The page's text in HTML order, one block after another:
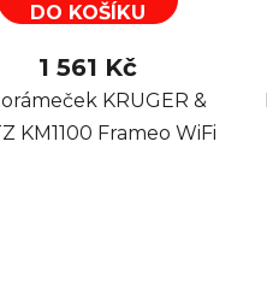
DO KOŠÍKU
1 561 Kč
KRUGER &
KM1100 Frameo WiFi